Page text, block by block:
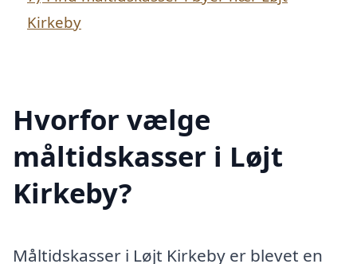
Kirkeby
Hvorfor vælge
måltidskasser i Løjt
Kirkeby?
Måltidskasser i Løjt Kirkeby er blevet en